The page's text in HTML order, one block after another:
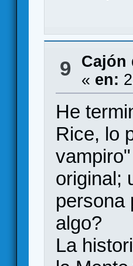
9 Cajón
« en:
He
Rice, lo
original;
persona
algo?
La